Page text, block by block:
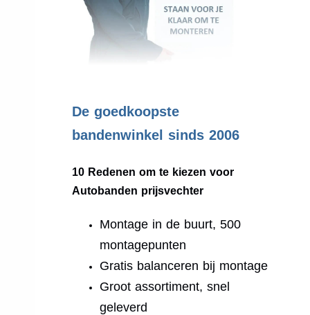
De goedkoopste
bandenwinkel sinds 2006
10 Redenen om te kiezen voor
Autobanden prijsvechter
Montage in de buurt, 500
montagepunten
Gratis balanceren bij montage
Groot assortiment, snel
geleverd